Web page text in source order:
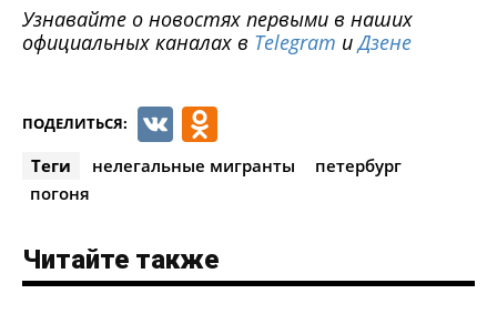
Узнавайте о новостях первыми в наших
официальных каналах в Telegram иДзене
ПОДЕЛИТЬСЯ: VK
Теги нелегальные мигранты
петербург
погоня
Читайте также